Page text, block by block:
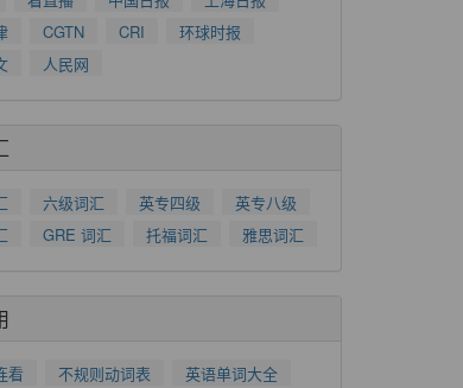
CGTN CRI
环球时报
人民网
六级词汇 英专四级
英专八级
GRE 词汇 托福词汇 雅思词汇
看 不规则动词表
英语单词大全